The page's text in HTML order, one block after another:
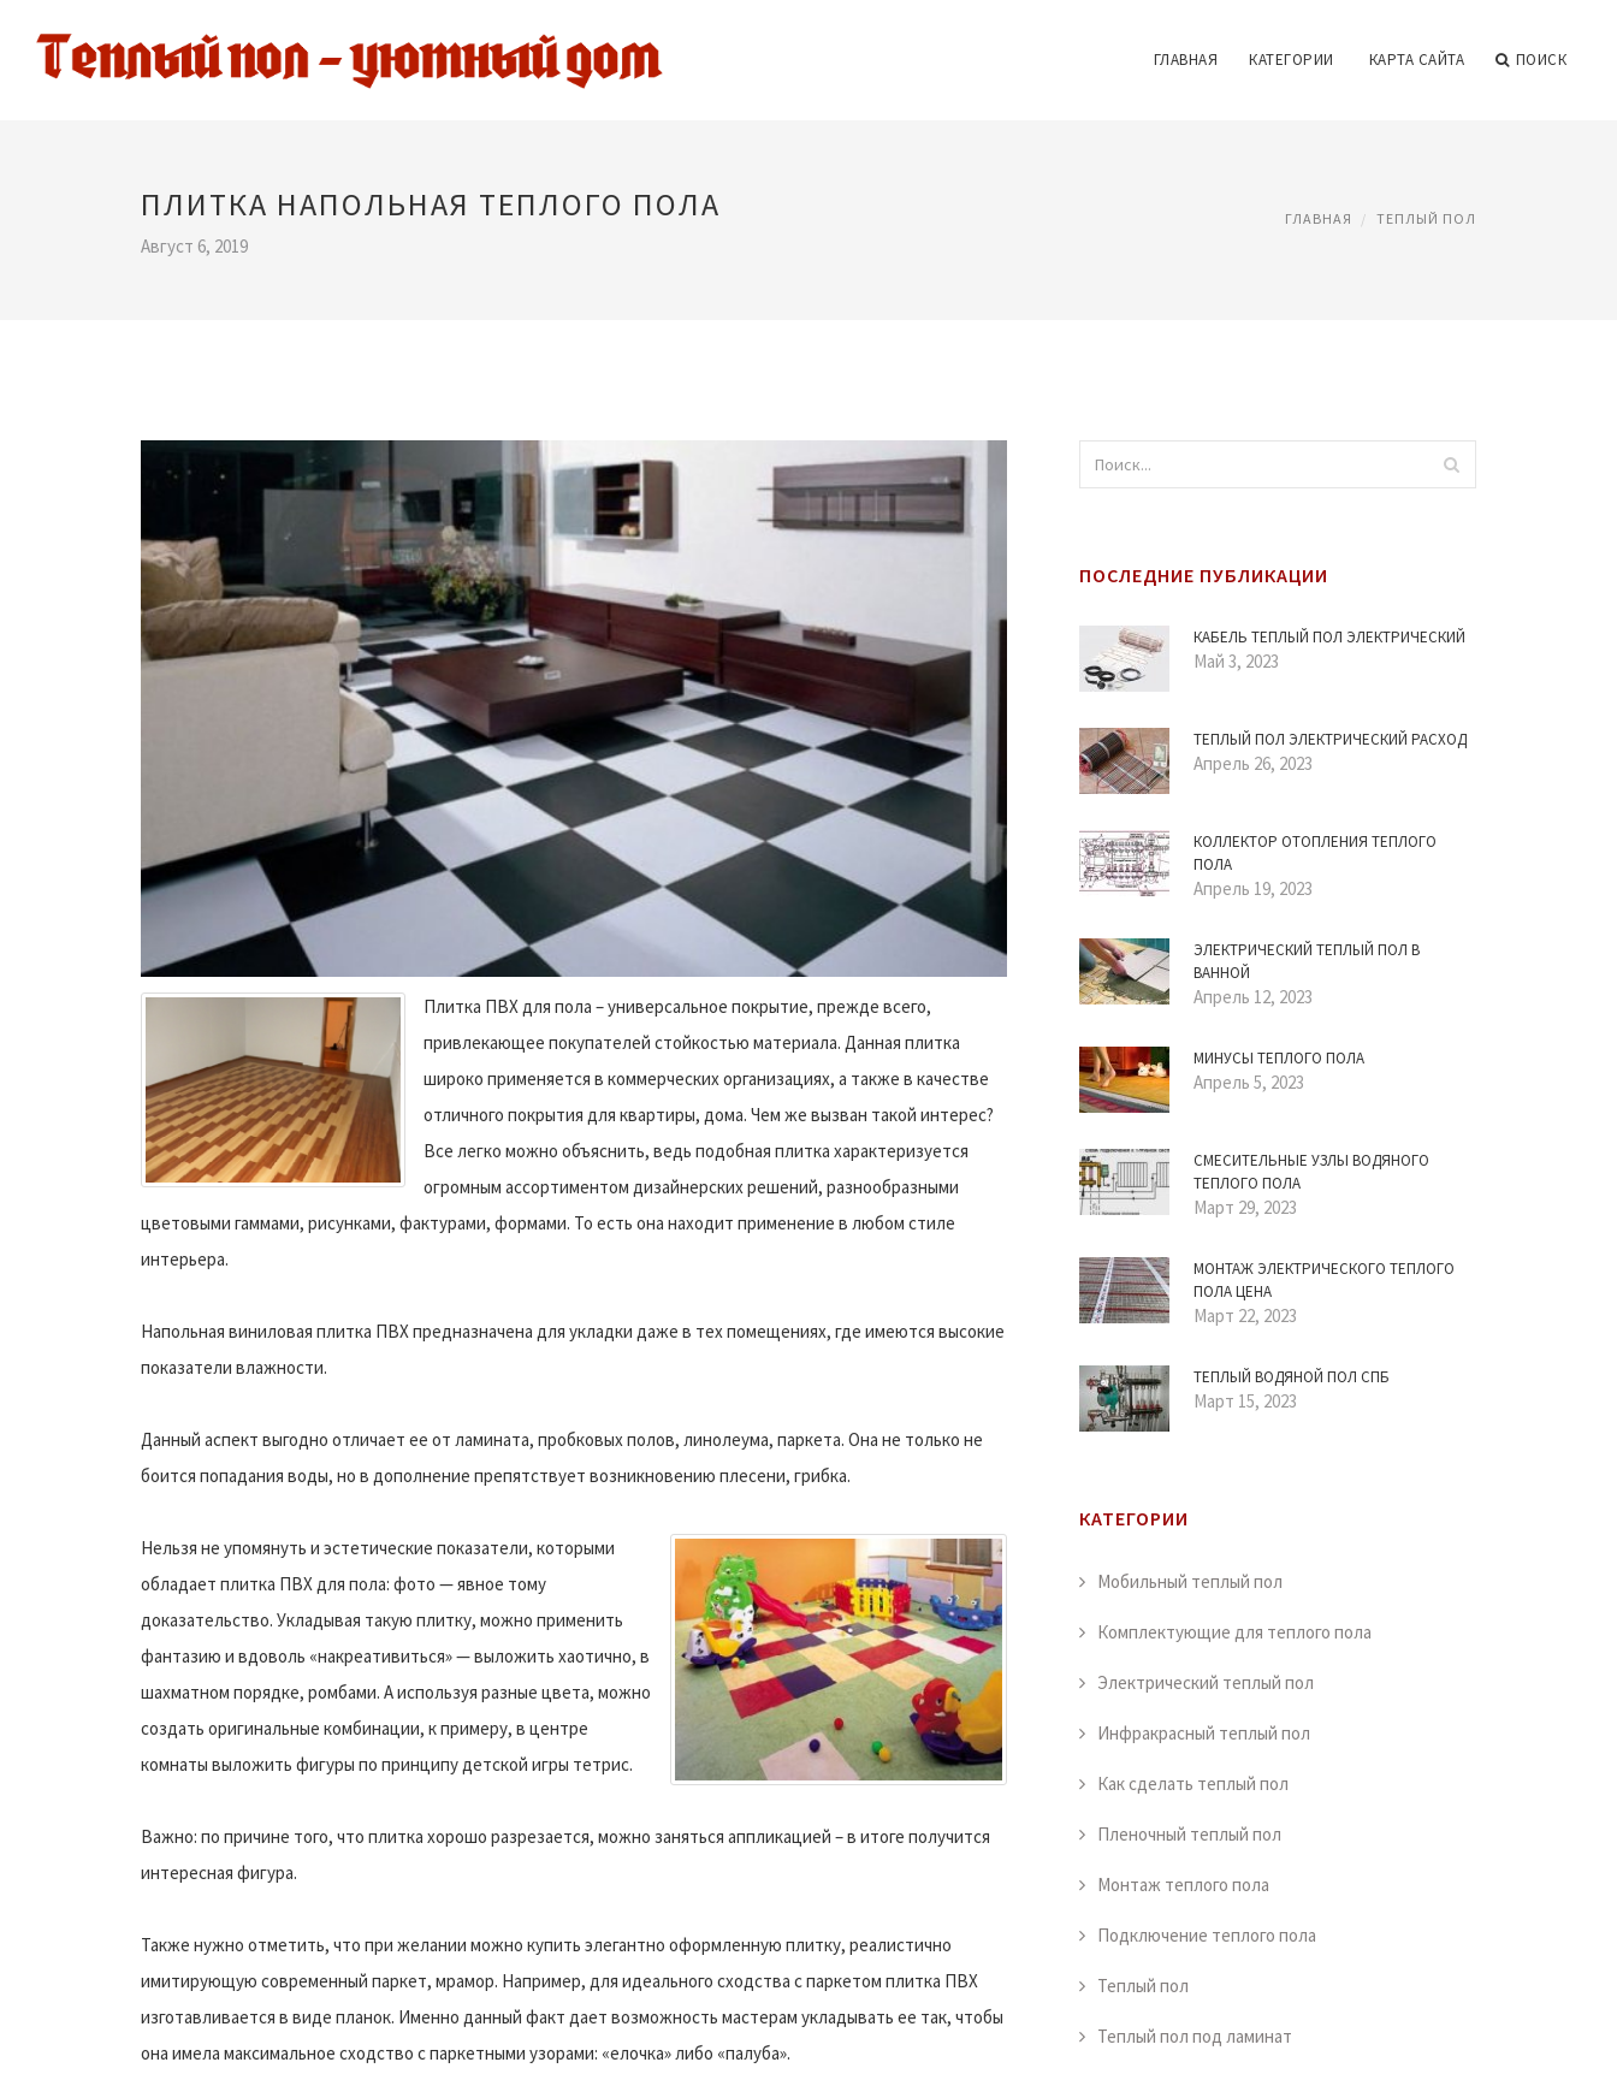
ГЛАВНАЯ КАТЕГОРИИ КАРТА САЙТА ПОИСК
ПЛИТКА НАПОЛЬНАЯ ТЕПЛОГО ПОЛА
Август 6, 2019
ГЛАВНАЯ ТЕПЛЫЙ ПОЛ
Плитка ПВХ для пола – универсальное покрытие, прежде всего,
привлекающее покупателей стойкостью материала. Данная плитка
широко применяется в коммерческих организациях, а также в качестве
отличного покрытия для квартиры, дома. Чем же вызван такой интерес?
Все легко можно объяснить, ведь подобная плитка характеризуется
огромным ассортиментом дизайнерских решений, разнообразными
цветовыми гаммами, рисунками, фактурами, формами. То есть она находит применение в любом стиле
интерьера.
Напольная виниловая плитка ПВХ предназначена для укладки даже в тех помещениях, где имеются высокие
показатели влажности.
Данный аспект выгодно отличает ее от ламината, пробковых полов, линолеума, паркета. Она не только не
боится попадания воды, но в дополнение препятствует возникновению плесени, грибка.
Нельзя не упомянуть и эстетические показатели, которыми
обладает плитка ПВХ для пола: фото — явное тому
доказательство. Укладывая такую плитку, можно применить
фантазию и вдоволь «накреативиться» — выложить хаотично, в
шахматном порядке, ромбами. А используя разные цвета, можно
создать оригинальные комбинации, к примеру, в центре
комнаты выложить фигуры по принципу детской игры тетрис.
Важно: по причине того, что плитка хорошо разрезается, можно заняться аппликацией – в итоге получится
интересная фигура.
Также нужно отметить, что при желании можно купить элегантно оформленную плитку, реалистично
имитирующую современный паркет, мрамор. Например, для идеального сходства с паркетом плитка ПВХ
изготавливается в виде планок. Именно данный факт дает возможность мастерам укладывать ее так, чтобы
она имела максимальное сходство с паркетными узорами: «елочка» либо «палуба».
ПОСЛЕДНИЕ ПУБЛИКАЦИИ
КАБЕЛЬ ТЕПЛЫЙ ПОЛ ЭЛЕКТРИЧЕСКИЙ
Май 3, 2023
ТЕПЛЫЙ ПОЛ ЭЛЕКТРИЧЕСКИЙ РАСХОД
Апрель 26, 2023
КОЛЛЕКТОР ОТОПЛЕНИЯ ТЕПЛОГО
ПОЛА
Апрель 19, 2023
ЭЛЕКТРИЧЕСКИЙ ТЕПЛЫЙ ПОЛ В
ВАННОЙ
Апрель 12, 2023
МИНУСЫ ТЕПЛОГО ПОЛА
Апрель 5, 2023
СМЕСИТЕЛЬНЫЕ УЗЛЫ ВОДЯНОГО
ТЕПЛОГО ПОЛА
Март 29, 2023
МОНТАЖ ЭЛЕКТРИЧЕСКОГО ТЕПЛОГО
ПОЛА ЦЕНА
Март 22, 2023
ТЕПЛЫЙ ВОДЯНОЙ ПОЛ СПБ
Март 15, 2023
КАТЕГОРИИ
Мобильный теплый пол
Комплектующие для теплого пола
Электрический теплый пол
Инфракрасный теплый пол
Как сделать теплый пол
Пленочный теплый пол
Монтаж теплого пола
Подключение теплого пола
Теплый пол
Теплый пол под ламинат